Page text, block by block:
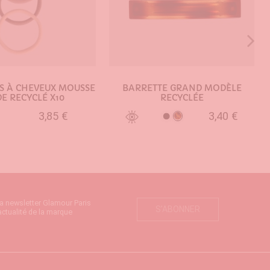
À CHEVEUX MOUSSE
RECYCLÉ X10
3,85 €
BARRETTE GRAND MODÈLE
RECYCLÉE
NoirEcaille 3,40 €
newsletter Glamour Paris
de la marque